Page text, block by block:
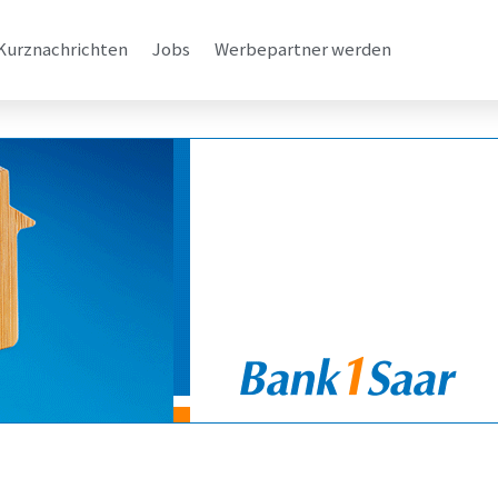
Jobs Werbepartner werden